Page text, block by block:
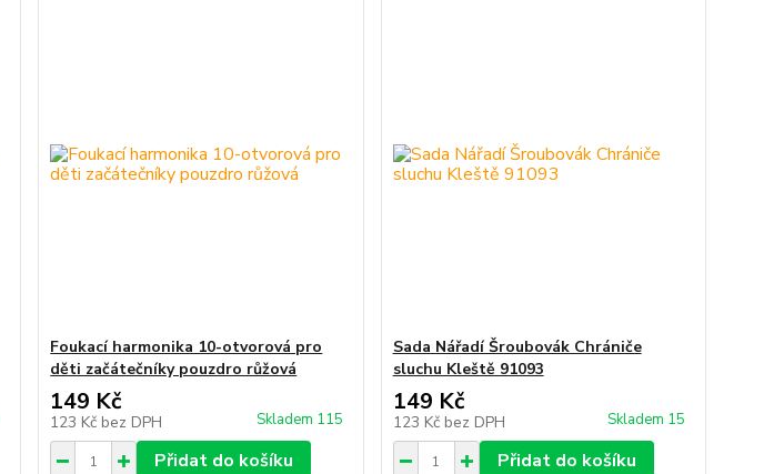
Foukací harmonika 10-otvorová pro
děti začátečníky pouzdro růžová
149 Kč
123 Kč bez DPH Skladem 115
Přidat do košíku
Sada Nářadí Šroubovák Chrániče
sluchu Kleště 91093
149 Kč
123 Kč bez DPH Skladem 15
Přidat do košíku